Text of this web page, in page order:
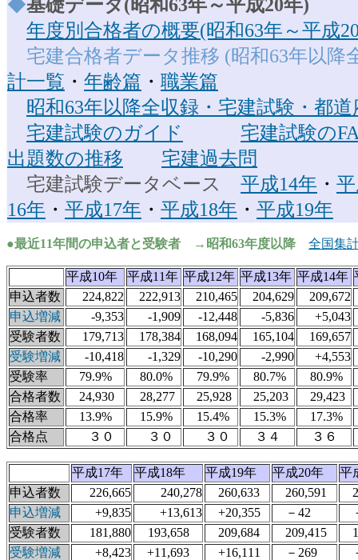
◆基礎データ(昭和63年～平成20年)
年度別合格者の概要(昭和63年～平成
宅建合格者データ推移 (昭和63年以
計一覧 ・ 年齢篇 ・ 職業篇
昭和63年以降全収録・宅建試験・都
宅建試験のガイド
宅建試験の
出題数の推移
宅建過去問
宅建試験データベース
平成14年 ・
16年 ・ 平成17年 ・ 平成18年 ・ 平成19年
●最近11年間の申込者と受験者 →昭和63年度以降 全国集
平成10年 平成11年 平成12年 平成13年 平成14年
申込者数
224,822 222,913 210,465 204,629
209,672
申込増減
-9,353 -1,909 -12,448 -5,836
+5,043
受験者数
179,713 178,384 168,094 165,104
169,657
受験増減
-10,418 -1,329 -10,290 -2,990
+4,553
受験率
79.9% 80.0% 79.9% 80.7% 80.9%
合格者数
24,930 28,277 25,928 25,203 29,423
合格率
13.9% 15.9% 15.4% 15.3% 17.3%
合格点
３０ ３０ ３０ ３４ ３６
平成17年 平成18年 平成19年 平成20年
平
申込者数
226,665 240,278 260,633 260,591
申込増減
+9,835 +13,613 +20,355 －42
受験者数
181,880 193,658 209,684 209,415
受験増減
+8,423 +11,693 +16,111 －269